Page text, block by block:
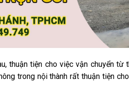
thuận tiện cho việc vận chuyển từ
trong nội thành rất thuận tiện